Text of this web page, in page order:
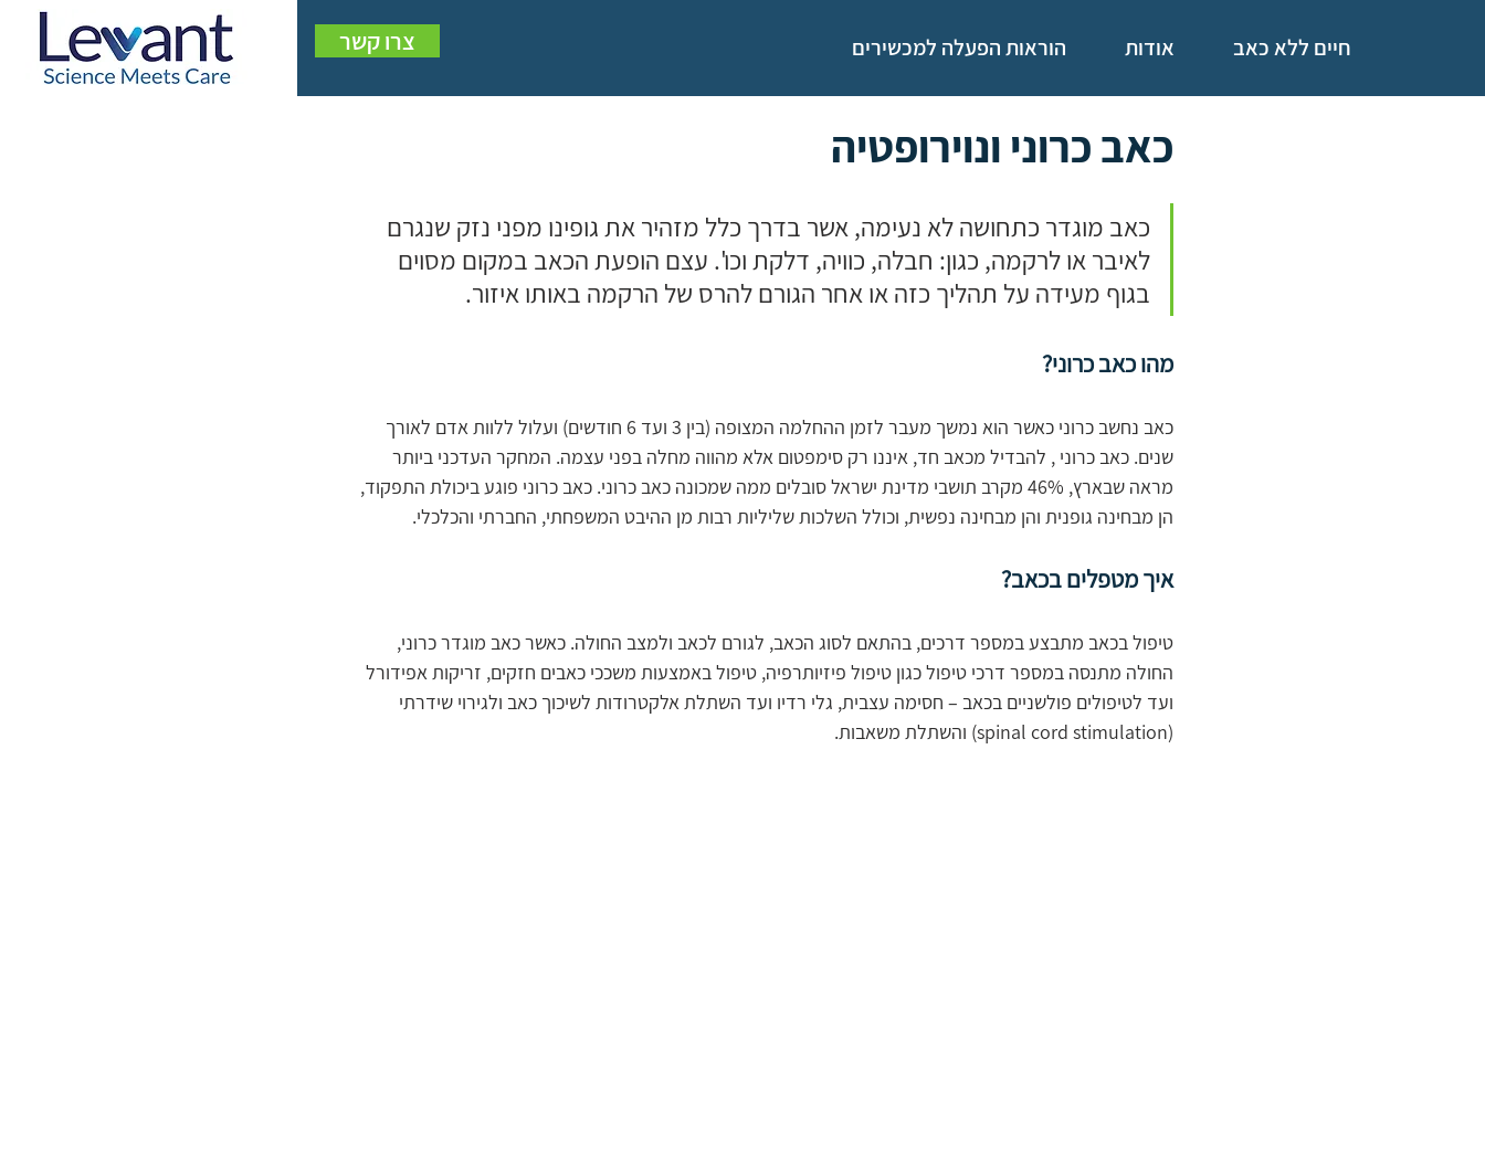
צרו קשר חיים ללא כאב אודות הוראות הפעלה למכשירים
כאב כרוני ונוירופטיה
כאב מוגדר כתחושה לא נעימה, אשר בדרך כלל מזהיר את גופינו מפני נזק שנגרם
לאיבר או לרקמה, כגון: חבלה, כוויה, דלקת וכו'. עצם הופעת הכאב במקום מסוים
בגוף מעידה על תהליך כזה או אחר הגורם להרס של הרקמה באותו איזור.
מהו כאב כרוני?
כאב נחשב כרוני כאשר הוא נמשך מעבר לזמן ההחלמה המצופה (בין 3 ועד 6 חודשים) ועלול ללוות אדם לאורך
שנים. כאב כרוני , להבדיל מכאב חד, איננו רק סימפטום אלא מהווה מחלה בפני עצמה. המחקר העדכני ביותר
מראה שבארץ, 46% מקרב תושבי מדינת ישראל סובלים ממה שמכונה כאב כרוני. כאב כרוני פוגע ביכולת התפקוד,
הן מבחינה גופנית והן מבחינה נפשית, וכולל השלכות שליליות רבות מן ההיבט המשפחתי, החברתי והכלכלי.
איך מטפלים בכאב?
טיפול בכאב מתבצע במספר דרכים, בהתאם לסוג הכאב, לגורם לכאב ולמצב החולה. כאשר כאב מוגדר כרוני,
החולה מתנסה במספר דרכי טיפול כגון טיפול פיזיותרפיה, טיפול באמצעות משככי כאבים חזקים, זריקות אפידורל
ועד לטיפולים פולשניים בכאב – חסימה עצבית, גלי רדיו ועד השתלת אלקטרודות לשיכוך כאב ולגירוי שידרתי
(spinal cord stimulation) והשתלת משאבות.